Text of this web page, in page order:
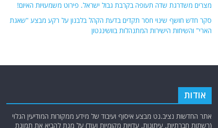
מצרים משדרגת שדה תעופה בקרבת גבול ישראל. פירוט משמעויות האיום!
סקר חדש חושף שינוי חסר תקדים בדעת הקהל בלבנון על רקע מבצע "שאגת
הארי" והשיחות הישירות המתנהלות בוושינגטון
אודות
אתר החדשות נציב.נט מבצע איסוף ועיבוד של מידע ממקורות המודיעין הגלוי
(רשתות חברתיות, עיתונות, עדויות מקומיות ועוד) על מנת להביא את תמונת